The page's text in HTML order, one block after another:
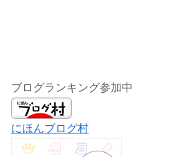
ブログランキング参加中
にほんブログ村